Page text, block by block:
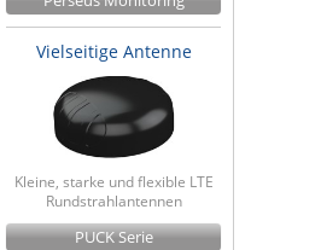
Vielseitige Antenne
Kleine, starke und flexible LTE
Rundstrahlantennen
PUCK Serie